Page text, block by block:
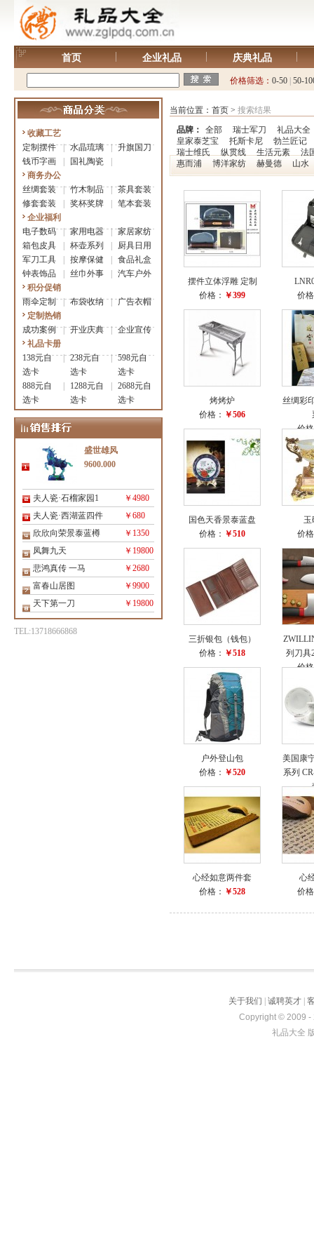
首页 企业礼品 庆典礼品
价格筛选： 0-50 50-
收藏工艺
定制摆件
水晶琉璃 | 升旗国刀
钱币字画
国礼陶瓷
商务办公
丝绸套装
竹木制品 | 茶具套装
修套套装
奖杯奖牌
笔本套装
企业福利
电子数码
家用电器 | 家居家纺
箱包皮具
杯壶系列
厨具日用
军刀工具
按摩保健
食品礼盒
钟表饰品
丝巾外事
汽车户外
积分促销
雨伞定制
布袋收纳 |
广告衣帽
定制热销
成功案例
开业庆典 | 企业宣传
礼品卡册
138元自
选卡
238元自
选卡
| 598元自
选卡
888元自
选卡
1288元自
选卡
2688元自
选卡
盛世雄风
9600.000
夫人瓷·石榴家园1
￥4980
夫人瓷·西湖蓝四件
￥680
欣欣向荣景泰蓝樽
￥1350
凤舞九天
￥19800
悲鸿真传 一马
￥2680
富春山居图
￥9900
天下第一刀
￥19800
TEL:13718666868
当前位置： 首页 > 搜索结果
品牌：
全部 瑞士军刀
礼品大全
皇家泰芝宝
托斯卡尼
勃兰匠记
瑞士维氏
纵贯线 生活元素
法
惠而浦
博洋家纺 赫曼德 山水
摆件立体浮雕 定制
价格： ￥399
价
烤烤炉
价格： ￥506
丝绸彩
价
国色天香景泰蓝盘
价格： ￥510
玉
价
三折银包（钱包）
价格： ￥518
列刀具
价
户外登山包
价格： ￥520
美国康
系列
价
心经如意两件套
价格： ￥528
心
价
关于我们 诚聘英才
Copyright © 2009 -
礼品大全